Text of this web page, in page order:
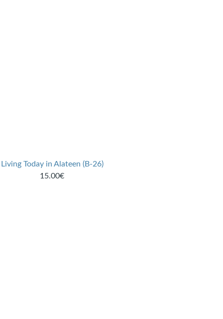
Living Today in Alateen (B-26)
15.00€